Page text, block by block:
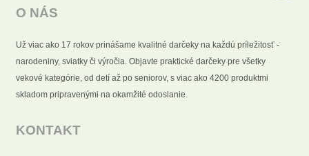
O NÁS
Už viac ako 17 rokov prinášame kvalitné darčeky na každú príležitosť -
narodeniny, sviatky či výročia. Objavte praktické darčeky pre všetky
vekové kategórie, od detí až po seniorov, s viac ako 4200 produktmi
skladom pripravenými na okamžité odoslanie.
KONTAKT